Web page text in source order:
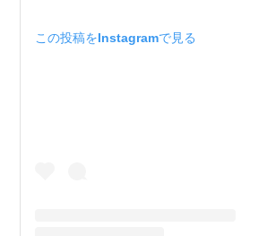
この投稿をInstagramで見る